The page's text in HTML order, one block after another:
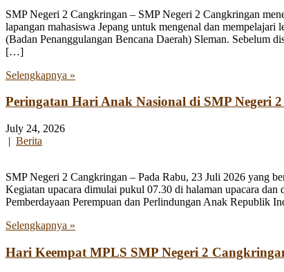
SMP Negeri 2 Cangkringan – SMP Negeri 2 Cangkringan
lapangan mahasiswa Jepang untuk mengenal dan
(Badan Penanggulangan Bencana Daerah) Sleman. Sebelum
[…]
Selengkapnya »
Peringatan Hari Anak Nasional di SMP Negeri
July 24, 2026
| Berita
SMP Negeri 2 Cangkringan – Pada Rabu, 23 Juli 2026 yang
Kegiatan upacara dimulai pukul 07.30 di halaman upacara
Pemberdayaan Perempuan dan Perlindungan Anak Republik
Selengkapnya »
Hari Keempat MPLS SMP Negeri 2